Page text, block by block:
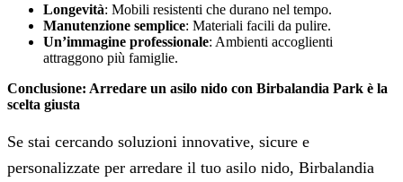
Longevità: Mobili resistenti che durano nel tempo.
Manutenzione semplice: Materiali facili da pulire.
Un’immagine professionale: Ambienti accoglienti
attraggono più famiglie.
Conclusione: Arredare un asilo nido con Birbalandia Park è la
scelta giusta
Se stai cercando soluzioni innovative, sicure e
personalizzate per arredare il tuo asilo nido, Birbalandia